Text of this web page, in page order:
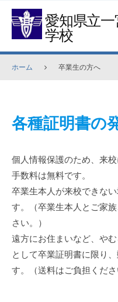
Skip
content
愛知県立
学校
ホーム 卒業生の方へ
卒
業
の
方
へ
年
4
月
16
各種証明書の
個人情報保護のため、来
手数料は無料です。
卒業生本人が来校できな
す。（卒業生本人とご家
さい。）
遠方にお住まいなど、や
として卒業証明書に限り
す。（送料はご負担くださ